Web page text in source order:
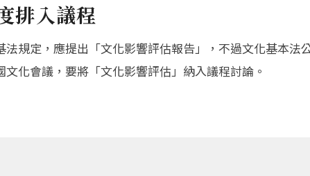
排入議程
規定，應提出「文化影響評估報告」，不過文化基本法
化會議，要將「文化影響評估」納入議程討論。